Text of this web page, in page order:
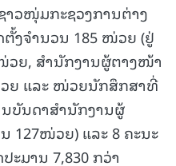
າວໜຸ່ມກະຊວງການຕ່າງ
ຕັ້ງຈໍານວນ 185 ໜ່ວຍ (ຢູ່
ວຍ, ສໍານັກງານຜູ້ຕາງໜ້າ
ຍ ແລະ ໜ່ວຍນັກສຶກສາທີ່
ບັນດາສໍານັກງານຜູ້
127ໜ່ວຍ) ແລະ 8 ຄະນະ
ມານ 7,830 ກວ່າ